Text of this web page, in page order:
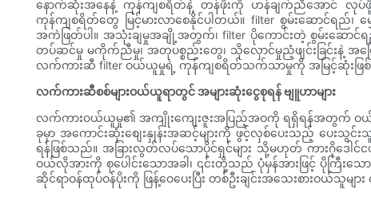
နောက်ဆုံးအနေနဲ့ ကုန်ကျစရိတ်နဲ့ တန်ဖိုးကို ဟန်ချက်ညီအောင် လုပ်ဖို့
ကုန်ကျစရိတ်တွေ မြင့်မားလာစေနိုင်ပါတယ်။ filter စွမ်းဆောင်ရည်
အကဲဖြတ်ပါ။ အသုံးချမှုအချို့အတွက်၊ filter ပိုကောင်းတဲ့ စွမ်းဆော
တပ်ဆင်မှု မကိုက်ညီမှု၊ အတုပစ္စည်းတွေ၊ သိုလှောင်မှုညံ့ဖျင်းခြင်းနဲ့ အ
လက်ကားဆီ filter ဝယ်ယူမှုရဲ့ ကုန်ကျစရိတ်သက်သာမှုကို အမြင့်ဆုံးဖြစ်
လက်ကားဆီစစ်များဝယ်ယူရာတွင် အများဆုံးငွေစုရန် ဗျူဟာများ
လက်ကားဝယ်ယူမှု၏ အကျိုးကျေးဇူးအပြည့်အဝကို ရရှိရန်အတွက် ဝယ်ယူ
ခုမှာ အကောင်းဆုံးစျေးနှုန်းအဆင့်များကို ဖွင့်လှစ်ပေးသည့် ပေးသွင်
ရန်ဖြစ်သည်။ အခြားလွတ်လပ်သောပိုင်ရှင်များ သို့မဟုတ် ကားဂိုဒေ
ဝယ်လိုအားကို စုပေါင်းသောအခါ၊ ၎င်းတို့သည် ပုံမှန်အားဖြင့် ပိုကြီး
ဆိုင်ရာဝန်ထုပ်ဝန်ပိုးကို ဖြန့်ဝေပေးပြီး တစ်ဦးချင်းအသေးစားဝယ်သူ